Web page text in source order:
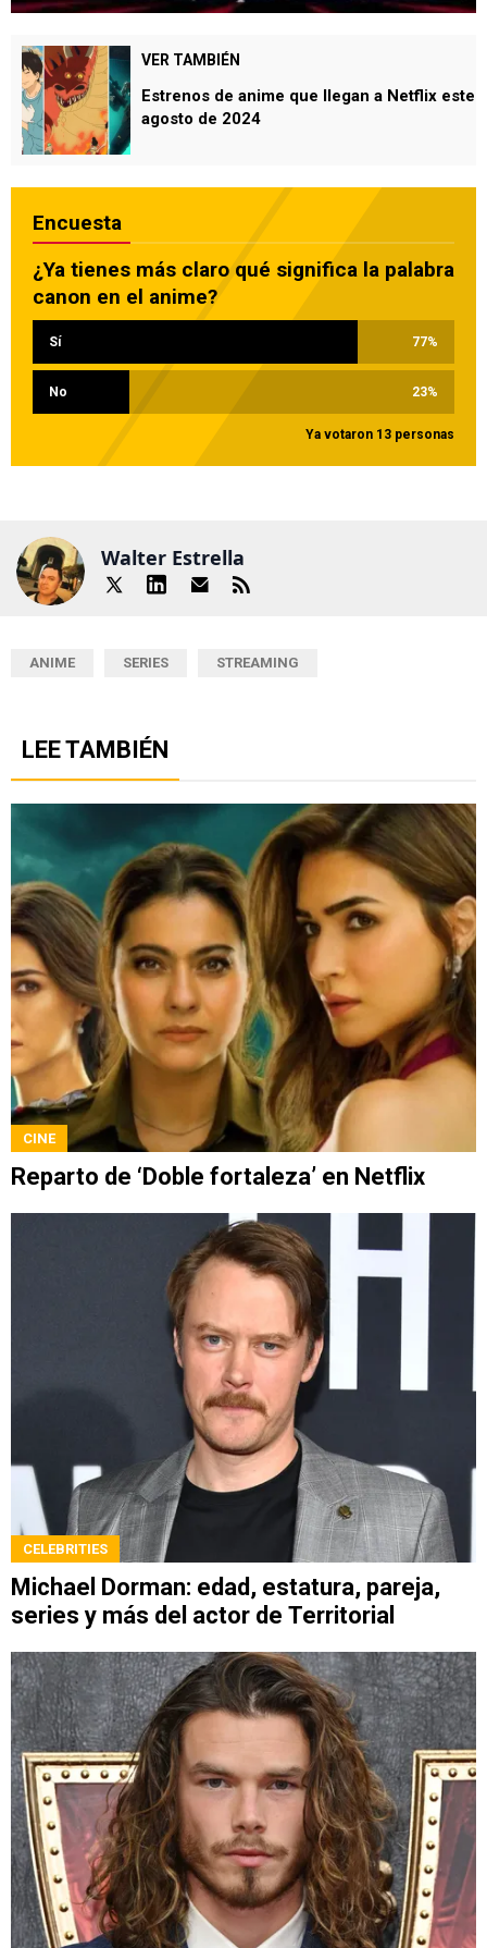
VER TAMBIÉN
Estrenos de anime que llegan a Netflix este
agosto de 2024
Encuesta
¿Ya tienes más claro qué significa la palabra
canon en el anime?
Sí 77%
No 23%
Ya votaron 13 personas
Walter Estrella
ANIME SERIES STREAMING
LEE TAMBIÉN
CINE
Reparto de ‘Doble fortaleza’ en Netflix
CELEBRITIES
Michael Dorman: edad, estatura, pareja,
series y más del actor de Territorial